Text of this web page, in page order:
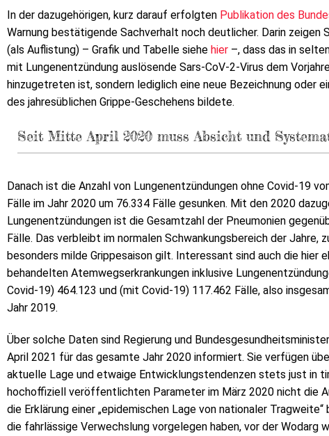
In der dazugehörigen, kurz darauf erfolgten Publikation des
Warnung bestätigende Sachverhalt noch deutlicher. Darin zeigen
(als Auflistung) – Grafik und Tabelle siehe hier –, dass das in
mit Lungenentzündung auslösende Sars-CoV-2-Virus dem
hinzugetreten ist, sondern lediglich eine neue Bezeichnung oder
des jahresüblichen Grippe-Geschehens bildete.
Seit Mitte April 2020 muss Absicht und
Danach ist die Anzahl von Lungenentzündungen ohne Covid-19
Fälle im Jahr 2020 um 76.334 Fälle gesunken. Mit den 2020
Lungenentzündungen ist die Gesamtzahl der Pneumonien
Fälle. Das verbleibt im normalen Schwankungsbereich der
besonders milde Grippesaison gilt. Interessant sind auch die hier
behandelten Atemwegserkrankungen inklusive
Covid-19) 464.123 und (mit Covid-19) 117.462 Fälle, also
Jahr 2019.
Über solche Daten sind Regierung und
April 2021 für das gesamte Jahr 2020 informiert. Sie verfügen
aktuelle Lage und etwaige Entwicklungstendenzen stets just in
hochoffiziell veröffentlichten Parameter im März 2020 nicht die
die Erklärung einer „epidemischen Lage von nationaler
die fahrlässige Verwechslung vorgelegen haben, vor der Wodarg